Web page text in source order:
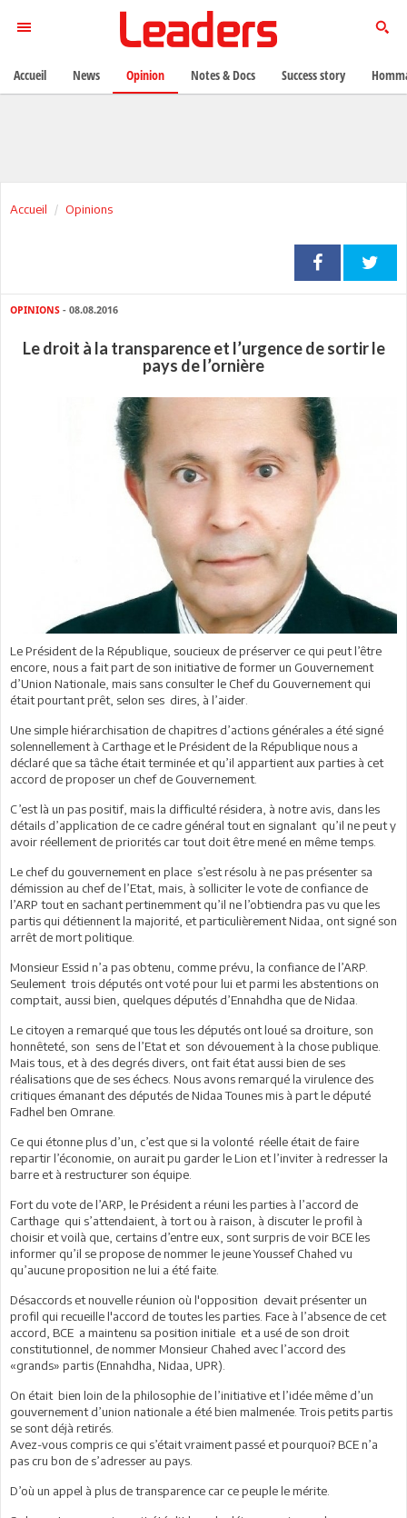
Accueil Opinions
OPINIONS - 08.08.2016
Le droit à la transparence et l’urgence de sortir le
pays de l’ornière
Le Président de la République, soucieux de préserver ce qui peut l’être
encore, nous a fait part de son initiative de former un Gouvernement
d’Union Nationale, mais sans consulter le Chef du Gouvernement qui
était pourtant prêt, selon ses dires, à l’aider.
Une simple hiérarchisation de chapitres d’actions générales a été signé
solennellement à Carthage et le Président de la République nous a
déclaré que sa tâche était terminée et qu’il appartient aux parties à cet
accord de proposer un chef de Gouvernement.
C’est là un pas positif, mais la difficulté résidera, à notre avis, dans les
détails d’application de ce cadre général tout en signalant qu’il ne peut y
avoir réellement de priorités car tout doit être mené en même temps.
Le chef du gouvernement en place s’est résolu à ne pas présenter sa
démission au chef de l’Etat, mais, à solliciter le vote de confiance de
l’ARP tout en sachant pertinemment qu’il ne l’obtiendra pas vu que les
partis qui détiennent la majorité, et particulièrement Nidaa, ont signé son
arrêt de mort politique.
Monsieur Essid n’a pas obtenu, comme prévu, la confiance de l’ARP.
Seulement trois députés ont voté pour lui et parmi les abstentions on
comptait, aussi bien, quelques députés d’Ennahdha que de Nidaa.
Le citoyen a remarqué que tous les députés ont loué sa droiture, son
honnêteté, son sens de l’Etat et son dévouement à la chose publique.
Mais tous, et à des degrés divers, ont fait état aussi bien de ses
réalisations que de ses échecs. Nous avons remarqué la virulence des
critiques émanant des députés de Nidaa Tounes mis à part le député
Fadhel ben Omrane.
Ce qui étonne plus d’un, c’est que si la volonté réelle était de faire
repartir l’économie, on aurait pu garder le Lion et l’inviter à redresser la
barre et à restructurer son équipe.
Fort du vote de l’ARP, le Président a réuni les parties à l’accord de
Carthage qui s’attendaient, à tort ou à raison, à discuter le profil à
choisir et voilà que, certains d’entre eux, sont surpris de voir BCE les
informer qu’il se propose de nommer le jeune Youssef Chahed vu
qu’aucune proposition ne lui a été faite.
Désaccords et nouvelle réunion où l'opposition devait présenter un
profil qui recueille l'accord de toutes les parties. Face à l’absence de cet
accord, BCE a maintenu sa position initiale et a usé de son droit
constitutionnel, de nommer Monsieur Chahed avec l’accord des
«grands» partis (Ennahdha, Nidaa, UPR).
On était bien loin de la philosophie de l’initiative et l’idée même d’un
gouvernement d’union nationale a été bien malmenée. Trois petits partis
se sont déjà retirés.
Avez-vous compris ce qui s’était vraiment passé et pourquoi? BCE n’a
pas cru bon de s’adresser au pays.
D’où un appel à plus de transparence car ce peuple le mérite.
Accueil News Opinion Notes & Docs Success story